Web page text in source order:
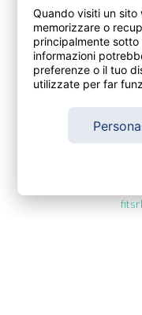
© 2026 – Amerigo. it
intermediario
https://www.ivass.it/
Unico degli
A000562210,
- 20831, Seregno
al Registro delle
con
Quando visiti un
memorizzare o
principalmente
informazioni
preferenze o il tuo
utilizzate per far